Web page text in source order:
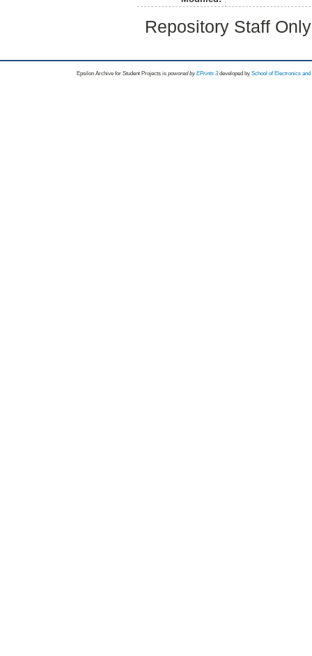
Repository Staff
Epsilon Archive for Student Projects is powored byEPrints 3 developed by School of Electronics